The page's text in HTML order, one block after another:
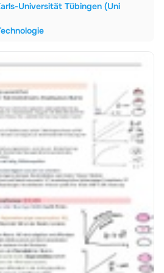
Universität Tübingen (Uni